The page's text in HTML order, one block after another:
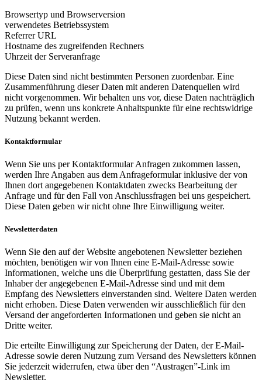
Browsertyp und Browserversion
verwendetes Betriebssystem
Referrer URL
Hostname des zugreifenden Rechners
Uhrzeit der Serveranfrage
Diese Daten sind nicht bestimmten Personen zuordenbar. Eine
Zusammenführung dieser Daten mit anderen Datenquellen wird
nicht vorgenommen. Wir behalten uns vor, diese Daten nachträglich
zu prüfen, wenn uns konkrete Anhaltspunkte für eine rechtswidrige
Nutzung bekannt werden.
Kontaktformular
Wenn Sie uns per Kontaktformular Anfragen zukommen lassen,
werden Ihre Angaben aus dem Anfrageformular inklusive der von
Ihnen dort angegebenen Kontaktdaten zwecks Bearbeitung der
Anfrage und für den Fall von Anschlussfragen bei uns gespeichert.
Diese Daten geben wir nicht ohne Ihre Einwilligung weiter.
Newsletterdaten
Wenn Sie den auf der Website angebotenen Newsletter beziehen
möchten, benötigen wir von Ihnen eine E-Mail-Adresse sowie
Informationen, welche uns die Überprüfung gestatten, dass Sie der
Inhaber der angegebenen E-Mail-Adresse sind und mit dem
Empfang des Newsletters einverstanden sind. Weitere Daten werden
nicht erhoben. Diese Daten verwenden wir ausschließlich für den
Versand der angeforderten Informationen und geben sie nicht an
Dritte weiter.
Die erteilte Einwilligung zur Speicherung der Daten, der E-Mail-
Adresse sowie deren Nutzung zum Versand des Newsletters können
Sie jederzeit widerrufen, etwa über den “Austragen”-Link im
Newsletter.